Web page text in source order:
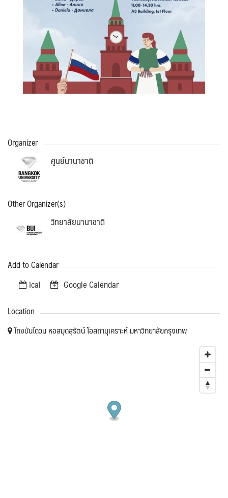
Search
Search
Organizer
ศูนย์นานาชาติ
Other Organizer(s)
วิทยาลัยนานาชาติ
Add to Calendar
Ical Google Calendar
Location
โถงบันไดวน หอสมุดสุรัตน์ โอสถานุเคราะห์ มหาวิทยาลัยกรุงเทพ